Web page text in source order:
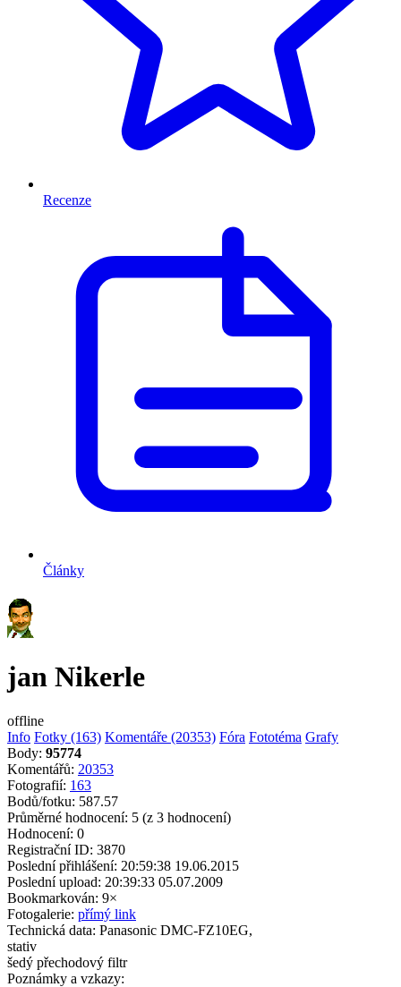
Recenze
Články
jan Nikerle
offline
Info Fotky (163) Komentáře (20353) Fóra Fototéma Grafy
Body: 95774
Komentářů: 20353
Fotografií: 163
Bodů/fotku: 587.57
Průměrné hodnocení: 5 (z 3 hodnocení)
Hodnocení: 0
Registrační ID: 3870
Poslední přihlášení: 20:59:38 19.06.2015
Poslední upload: 20:39:33 05.07.2009
Bookmarkován: 9×
Fotogalerie: přímý link
Technická data: Panasonic DMC-FZ10EG,
stativ
šedý přechodový filtr
Poznámky a vzkazy: